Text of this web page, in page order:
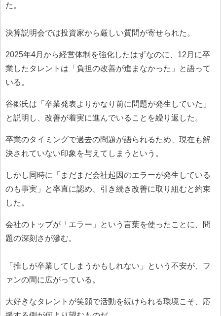
た。
決算説明会では投資家から厳しい質問が寄せられた。
2025年4月から経営体制を強化したはずなのに、12月に卒
業したタレントは「負担の改善が進まなかった」と語って
いる。
谷郷氏は「卒業発表よりかなり前に問題が発生していた」
と説明し、改善が着実に進んでいることを繰り返した。
卒業のタイミングで過去の問題が語られるため、現在も解
決されていない印象を与えてしまうという。
しかし同時に「まだまだ会社起因のエラーが発生している
のも事実」と率直に認め、引き続き改善に取り組むと約束
した。
会社のトップが「エラー」という言葉を使ったことに、問
題の深刻さが滲む。
「推しが卒業してしまうかもしれない」という不安が、フ
ァンの間に広がっている。
大好きなタレントが笑顔で活動を続けられる環境こそ、応